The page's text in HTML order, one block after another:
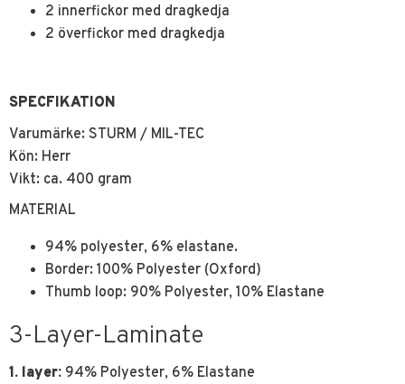
2 innerfickor med dragkedja
2 överfickor med dragkedja
SPECFIKATION
Varumärke: STURM / MIL-TEC
Kön: Herr
Vikt: ca. 400 gram
MATERIAL
94% polyester, 6% elastane.
Border: 100% Polyester (Oxford)
Thumb loop: 90% Polyester, 10% Elastane
3-Layer-Laminate
1. layer: 94% Polyester, 6% Elastane